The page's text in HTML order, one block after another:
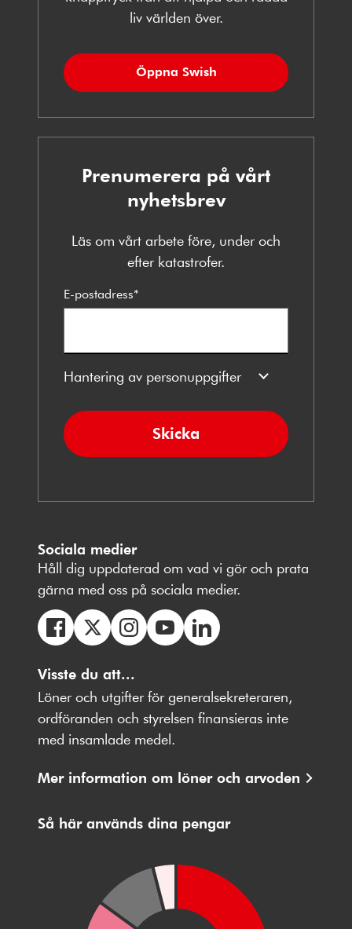
liv världen över.
Öppna Swish
Prenumerera på vårt
nyhetsbrev
Läs om vårt arbete före, under och
efter katastrofer.
E-postadress*
Hantering av personuppgifter
Skicka
Sociala medier
Håll dig uppdaterad om vad vi gör och prata
gärna med oss på sociala medier.
oss
på
Facebbok
oss
på
oss
på
Instagram
på
Youtube
på
LinkedIn
Visste du att...
Löner och utgifter för generalsekreteraren,
ordföranden och styrelsen finansieras inte
med insamlade medel.
Mer information om löner och arvoden
Så här används dina pengar